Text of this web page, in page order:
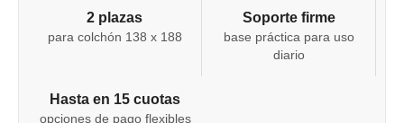
2 plazas
para colchón 138 x 188
Soporte firme
base práctica para uso
diario
Hasta en 15 cuotas
opciones de pago flexibles